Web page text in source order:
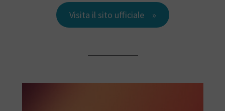
Visita il sito ufficiale